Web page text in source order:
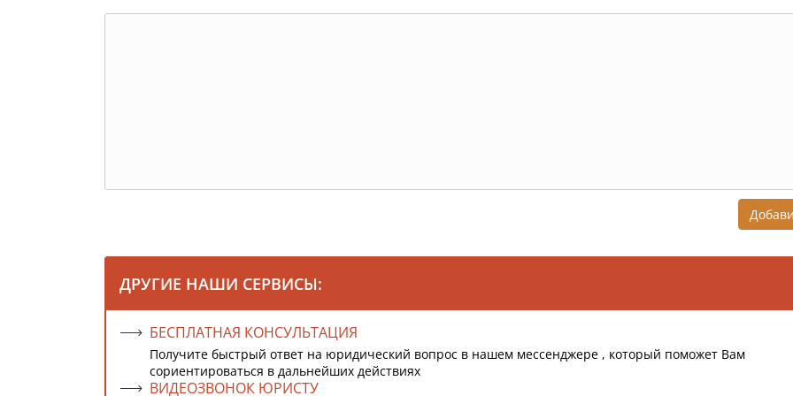
ДРУГИЕ НАШИ СЕРВИСЫ:
БЕСПЛАТНАЯ КОНСУЛЬТАЦИЯ
Получите быстрый ответ на юридический вопрос в нашем мессенджере , который поможет Вам
сориентироваться в дальнейших действиях
ВИДЕОЗВОНОК ЮРИСТУ